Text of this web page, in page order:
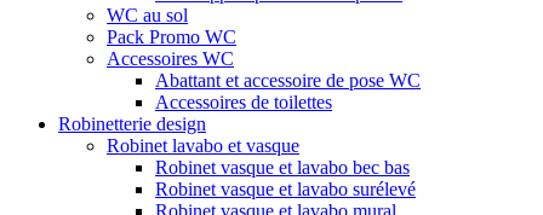
WC au sol
Pack Promo WC
Accessoires WC
Abattant et accessoire de pose WC
Accessoires de toilettes
Robinetterie design
Robinet lavabo et vasque
Robinet vasque et lavabo bec bas
Robinet vasque et lavabo surélevé
Robinet vasque et lavabo mural